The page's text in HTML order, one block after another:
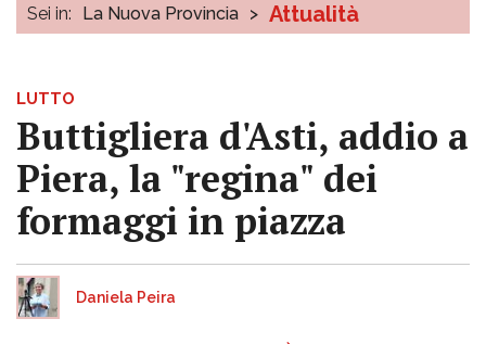
Sei in: La Nuova Provincia > Attualità
LUTTO
Buttigliera d'Asti, addio a
Piera, la "regina" dei
formaggi in piazza
Daniela Peira